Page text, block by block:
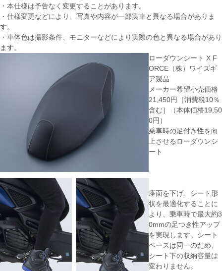
・本仕様は予告なく変更することがあります。
・仕様変更などにより、写真や内容が一部実車と異なる場合がありま
す。
・車体色は撮影条件、モニターなどにより実際の色と異なる場合があり
ます。
ローダウンシート X F
ORCE（株）ワイズギ
ア製品
メーカー希望小売価格
21,450円［消費税10％
含む］（本体価格19,50
0円）
乗車時の足付き性を向
上させるローダウンシ
ート
座面を下げ、シート形
状を最適化することに
より、乗車時で最大約3
0mmの足つき性アップ
を実現します。シート
ベースは同一のため、
シート下の収納容量は
変わりません。